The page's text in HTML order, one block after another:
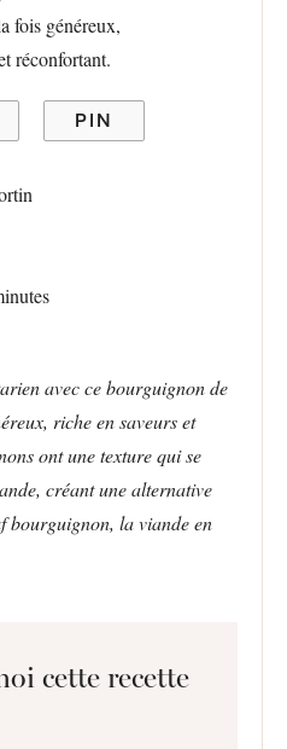
PIN
avec ce bourguignon de
riche en saveurs et
ont une texture qui se
créant une alternative
bourguignon, la viande en
cette recette